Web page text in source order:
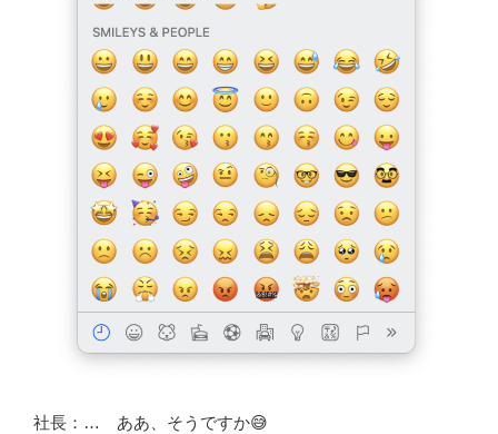
社長：… ああ、そうですか😅